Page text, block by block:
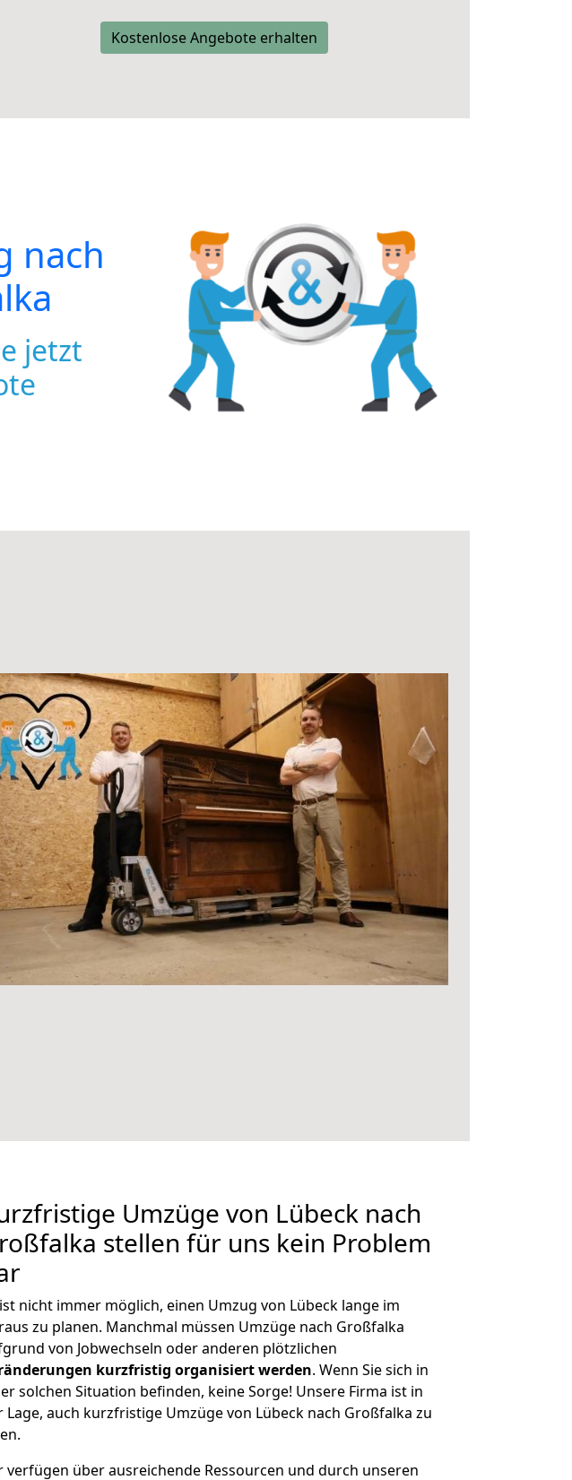
Kostenlose Angebote erhalten
nach
jetzt
Umzüge von Lübeck nach
stellen für uns kein Problem
nicht immer möglich, einen Umzug von Lübeck lange im
zu planen. Manchmal müssen Umzüge nach Großfalka
von Jobwechseln oder anderen plötzlichen
kurzfristig organisiert werden. Wenn Sie sich in
solchen Situation befinden, keine Sorge! Unsere Firma ist in
Lage, auch kurzfristige Umzüge von Lübeck nach Großfalka zu
verfügen über ausreichende Ressourcen und durch unseren